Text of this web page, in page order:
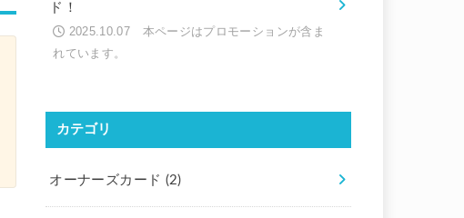
ド！
2025.10.07
カテゴリ
オーナーズカード (2)